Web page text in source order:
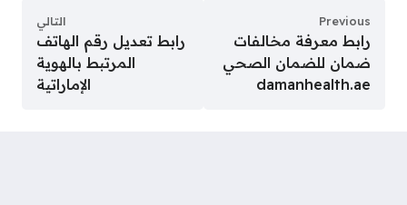
Previous
رابط معرفة مخالفات
ضمان للضمان الصحي
damanhealth.ae
التالي
رابط تعديل رقم الهاتف
المرتبط بالهوية
الإماراتية